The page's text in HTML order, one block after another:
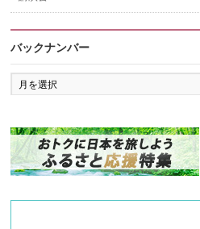
バックナンバー
バ
ッ
ン
バ
ー